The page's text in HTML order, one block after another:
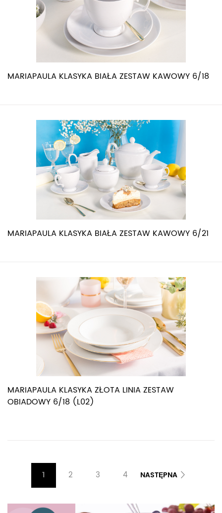
MARIAPAULA KLASYKA BIAŁA ZESTAW KAWOWY 6/18
MARIAPAULA KLASYKA BIAŁA ZESTAW KAWOWY 6/21
MARIAPAULA KLASYKA ZŁOTA LINIA ZESTAW
OBIADOWY 6/18 (L02)
1 2 3 4 NASTĘPNA